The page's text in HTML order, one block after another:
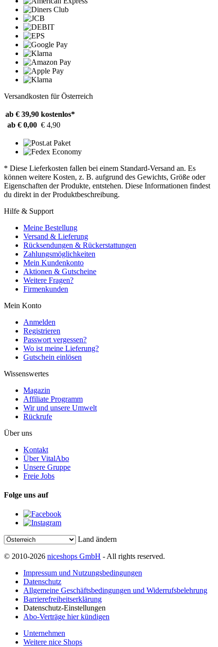
Versandkosten für Österreich
ab € 39,90 kostenlos*
ab € 0,00 € 4,90
* Diese Lieferkosten fallen bei einem Standard-Versand an. Es
können weitere Kosten, z. B. aufgrund des Gewichts, Größe oder
Eigenschaften der Produkte, entstehen. Diese Informationen findest
du direkt in der Produktbeschreibung.
Hilfe & Support
Meine Bestellung
Versand & Lieferung
Rücksendungen & Rückerstattungen
Zahlungsmöglichkeiten
Mein Kundenkonto
Aktionen & Gutscheine
Weitere Fragen?
Firmenkunden
Mein Konto
Anmelden
Registrieren
Passwort vergessen?
Wo ist meine Lieferung?
Gutschein einlösen
Wissenswertes
Magazin
Affiliate Programm
Wir und unsere Umwelt
Rückrufe
Über uns
Kontakt
Über VitalAbo
Unsere Gruppe
Freie Jobs
Folge uns auf
Land ändern
© 2010-2026 niceshops GmbH - All rights reserved.
Impressum und Nutzungsbedingungen
Datenschutz
Allgemeine Geschäftsbedingungen und Widerrufsbelehrung
Barrierefreiheitserklärung
Datenschutz-Einstellungen
Abo-Verträge hier kündigen
Unternehmen
Weitere nice Shops